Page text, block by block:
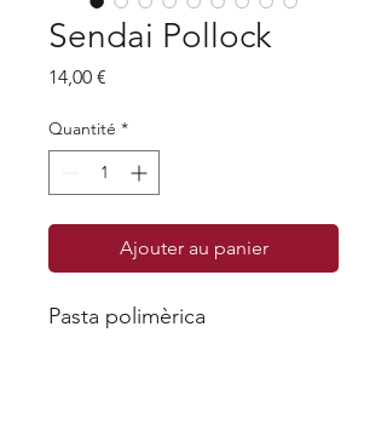
Sendai Pollock
14,00 €
Quantité *
Ajouter au panier
Pasta polimèrica